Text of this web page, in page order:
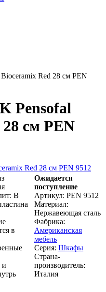
Red 28 см PEN
Pensofal
см PEN
В
в
и
Ожидается
поступление
Артикул: PEN 9512
Материал:
Нержавеющая сталь
Фабрика:
Американская
мебель
Серия: Шкафы
Страна-
производитель:
Италия